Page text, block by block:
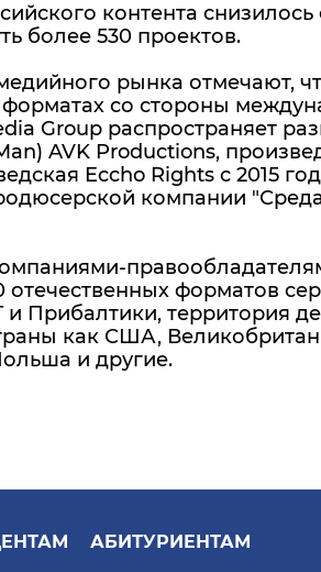
контента
более 530 проектов.
рынка отмечают,
форматах со стороны
Group распространяет
AVK Productions,
Eccho Rights с 2015
компании
форматов
Прибалтики, территория
как США,
и другие.
АБИТУРИЕНТАМ